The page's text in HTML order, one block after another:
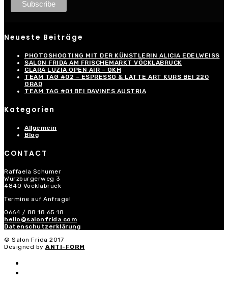
Neueste Beiträge
PHOTOSHOOTING MIT DER KÜNSTLERIN ALICIA EDELWEISS
SALON FRIDA AM FRISCHEMARKT VÖCKLABRUCK
CLARA LUZIA OPEN AIR – OKH
TEAM TAG #02 – ESPRESSO & LATTE ART KURS BEI 220
GRAD
TEAM TAG #01 BEI DAVINES AUSTRIA
Kategorien
Allgemein
Blog
CONTACT
Raffaela Schumer
Würzburgerweg 3
4840 Vöcklabruck
Termine auf Anfrage!
0664 / 88 18 65 18
hello@salonfrida.com
Datenschutzerklärung
© Salon Frida 2017
Designed by ANTI-FORM